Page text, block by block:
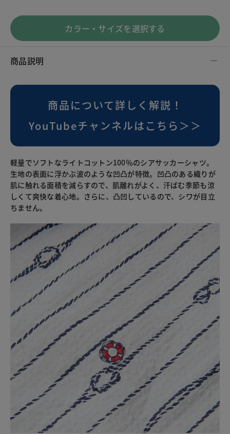
カラー・サイズを選択する
商品説明
商品について詳しく解説！
YouTubeチャンネルはこちら＞＞
軽量でソフトなライトコットン100％のシアサッカーシャツ。
生地の表面に浮かぶ波のような凹凸が特徴。凹凸のある織りが
肌に触れる面積を減らすので、肌離れがよく、汗ばむ季節も涼
しくて爽快な着心地。さらに、凸凹しているので、シワが目立
ちません。